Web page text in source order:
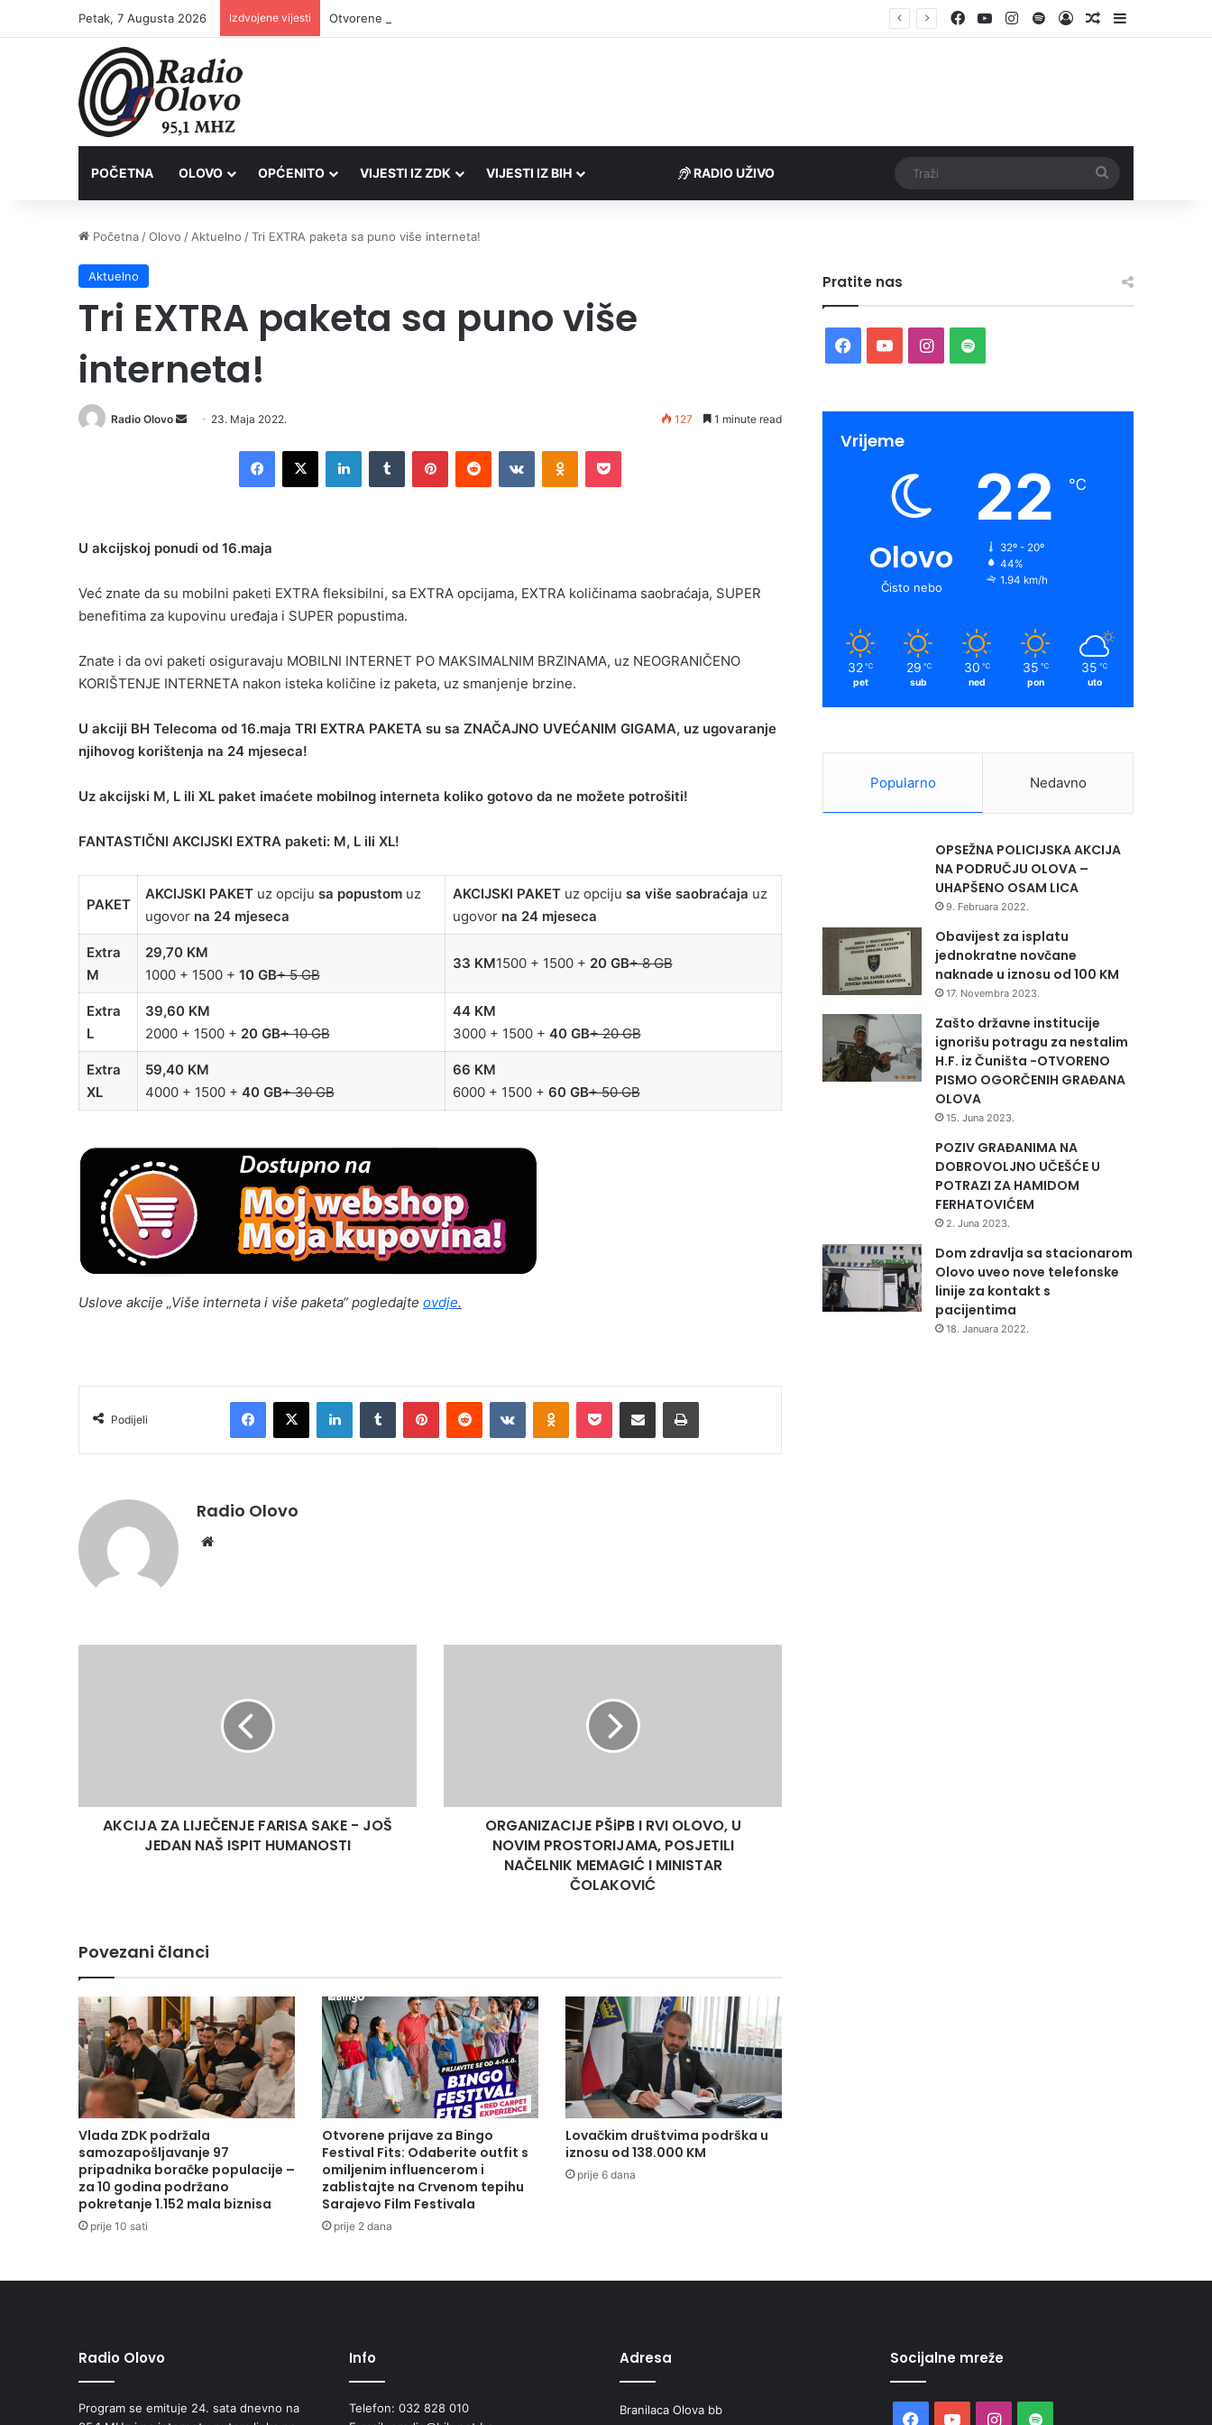
Petak, 7 Augusta 2026 Izdvojene vijesti Facebook
YouTubeInstagram
SpotifyLog InRandom Article
Sidebar
POČETNA OLOVO OPĆENITO VIJESTI IZ ZDK VIJESTI IZ BIH RADIO UŽIVO
Početna /Olovo / Aktuelno /Tri EXTRA paketa sa puno više interneta!
Aktuelno
Tri EXTRA paketa sa puno više
interneta!
Radio Olovo
Send 23. Maja 2022. 127 1 minute read
Facebook
X LinkedInTumblr PinterestReddit VKontakteOdnoklassniki
Pocket
U akcijskoj ponudi od 16.maja
Već znate da su mobilni paketi EXTRA fleksibilni, sa EXTRA opcijama, EXTRA količinama saobraćaja, SUPER
benefitima za kupovinu uređaja i SUPER popustima.
Znate i da ovi paketi osiguravaju MOBILNI INTERNET PO MAKSIMALNIM BRZINAMA, uz NEOGRANIČENO
KORIŠTENJE INTERNETA nakon isteka količine iz paketa, uz smanjenje brzine.
U akciji BH Telecoma od 16.maja TRI EXTRA PAKETA su sa ZNAČAJNO UVEĆANIM GIGAMA, uz ugovaranje
njihovog korištenja na 24 mjeseca!
Uz akcijski M, L ili XL paket imaćete mobilnog interneta koliko gotovo da ne možete potrošiti!
FANTASTIČNI AKCIJSKI EXTRA paketi: M, L ili XL!
PAKET
AKCIJSKI PAKET uz opciju sa popustom uz
ugovor na 24 mjeseca
AKCIJSKI PAKET uz opciju sa više saobraćaja uz
ugovorna 24 mjeseca
Extra
M
29,70 KM
1000 + 1500 + 10 GB+ 5 GB
33 KM1500 + 1500 + 20 GB+ 8 GB
Extra
L
39,60 KM
2000 + 1500 + 20 GB+ 10 GB
44 KM
3000 + 1500 + 40 GB+ 20 GB
Extra
XL
59,40 KM
4000 + 1500 + 40 GB+ 30 GB
66 KM
6000 + 1500 + 60 GB+ 50 GB
Uslove akcije „Više interneta i više paketa“ pogledajte ovdje.
Podijeli
Facebook
X LinkedInTumblr PinterestReddit VKontakteOdnoklassniki
Pocket Podijeli putem Emaila Print
Radio Olovo
NAŠ
HUMANOSTI
AKCIJA ZA LIJEČENJE FARISA SAKE - JOŠ
JEDAN NAŠ ISPIT HUMANOSTI
POSJETILI
NAČELNIK
MEMAGIĆ
ORGANIZACIJE PŠiPB I RVI OLOVO, U
NOVIM PROSTORIJAMA, POSJETILI
NAČELNIK MEMAGIĆ I MINISTAR
ČOLAKOVIĆ
Povezani članci
Vlada ZDK podržala
samozapošljavanje 97
pripadnika boračke populacije –
za 10 godina podržano
pokretanje 1.152 mala biznisa
prije 10 sati
Otvorene prijave za Bingo
Festival Fits: Odaberite outfit s
omiljenim influencerom i
zablistajte na Crvenom tepihu
Sarajevo Film Festivala
prije 2 dana
Lovačkim društvima podrška u
iznosu od 138.000 KM
prije 6 dana
Pratite nas
Facebook
YouTubeInstagram
Spotify
Vrijeme
Olovo
Čisto nebo
22 ℃
32º - 20º
44%
1.94 km/h
32 ℃
pet
29 ℃
sub
30 ℃
ned
35 ℃
pon
35 ℃
uto
Popularno Nedavno
OPSEŽNA POLICIJSKA AKCIJA
NA PODRUČJU OLOVA –
UHAPŠENO OSAM LICA
9. Februara 2022.
Obavijest za isplatu
jednokratne novčane
naknade u iznosu od 100 KM
17. Novembra 2023.
Zašto državne institucije
ignorišu potragu za nestalim
H.F. iz Čuništa -OTVORENO
PISMO OGORČENIH GRAĐANA
OLOVA
15. Juna 2023.
POZIV GRAĐANIMA NA
DOBROVOLJNO UČEŠĆE U
POTRAZI ZA HAMIDOM
FERHATOVIĆEM
2. Juna 2023.
Dom zdravlja sa stacionarom
Olovo uveo nove telefonske
linije za kontakt s
pacijentima
18. Januara 2022.
Radio Olovo
Program se emituje 24. sata dnevno na
Info
Telefon: 032 828 010
Adresa
Branilaca Olova bb
Socijalne mreže
Facebook
YouTubeInstagram
Spotify